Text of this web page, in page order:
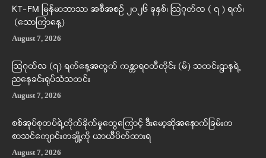
KT-FM မြန်မာဘာသာ အစီအစဉ် ၂၀၂၆ ခုနှစ်၊ ဩဂုတ်လ ( ၇ ) ရက်၊
(သောကြာနေ့)
August 7, 2026
ဩဂုတ်လ (၇) ရက်နေ့အတွက် ကန္တာရဝတီတိုင်း (မ်) သတင်းဌာနရဲ့
ညနေခင်းရုပ်သံသတင်း
August 7, 2026
စစ်အုပ်စုတပ်ရဲ့တိုက်ခိုက်မှုတွေကြောင့် ဒီးမော့ဆိုအနောက်ခြမ်းက
စာသင်ကျောင်းတချို့ကို ယာယီပိတ်ထားရ
August 7, 2026